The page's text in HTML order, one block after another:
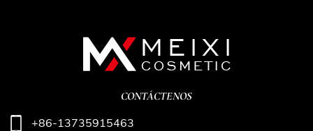
CONTÁCTENOS
+86-13735915463